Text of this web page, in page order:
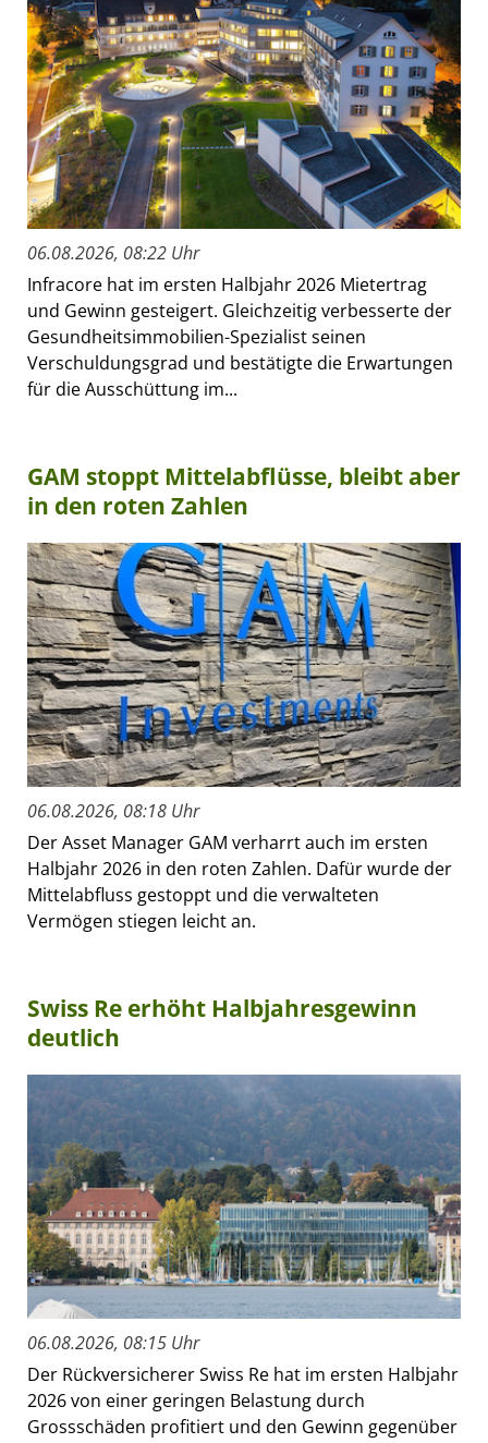
06.08.2026, 08:22 Uhr
Infracore hat im ersten Halbjahr 2026 Mietertrag
und Gewinn gesteigert. Gleichzeitig verbesserte der
Gesundheitsimmobilien-Spezialist seinen
Verschuldungsgrad und bestätigte die Erwartungen
für die Ausschüttung im...
GAM stoppt Mittelabflüsse, bleibt aber
in den roten Zahlen
06.08.2026, 08:18 Uhr
Der Asset Manager GAM verharrt auch im ersten
Halbjahr 2026 in den roten Zahlen. Dafür wurde der
Mittelabfluss gestoppt und die verwalteten
Vermögen stiegen leicht an.
Swiss Re erhöht Halbjahresgewinn
deutlich
06.08.2026, 08:15 Uhr
Der Rückversicherer Swiss Re hat im ersten Halbjahr
2026 von einer geringen Belastung durch
Grossschäden profitiert und den Gewinn gegenüber